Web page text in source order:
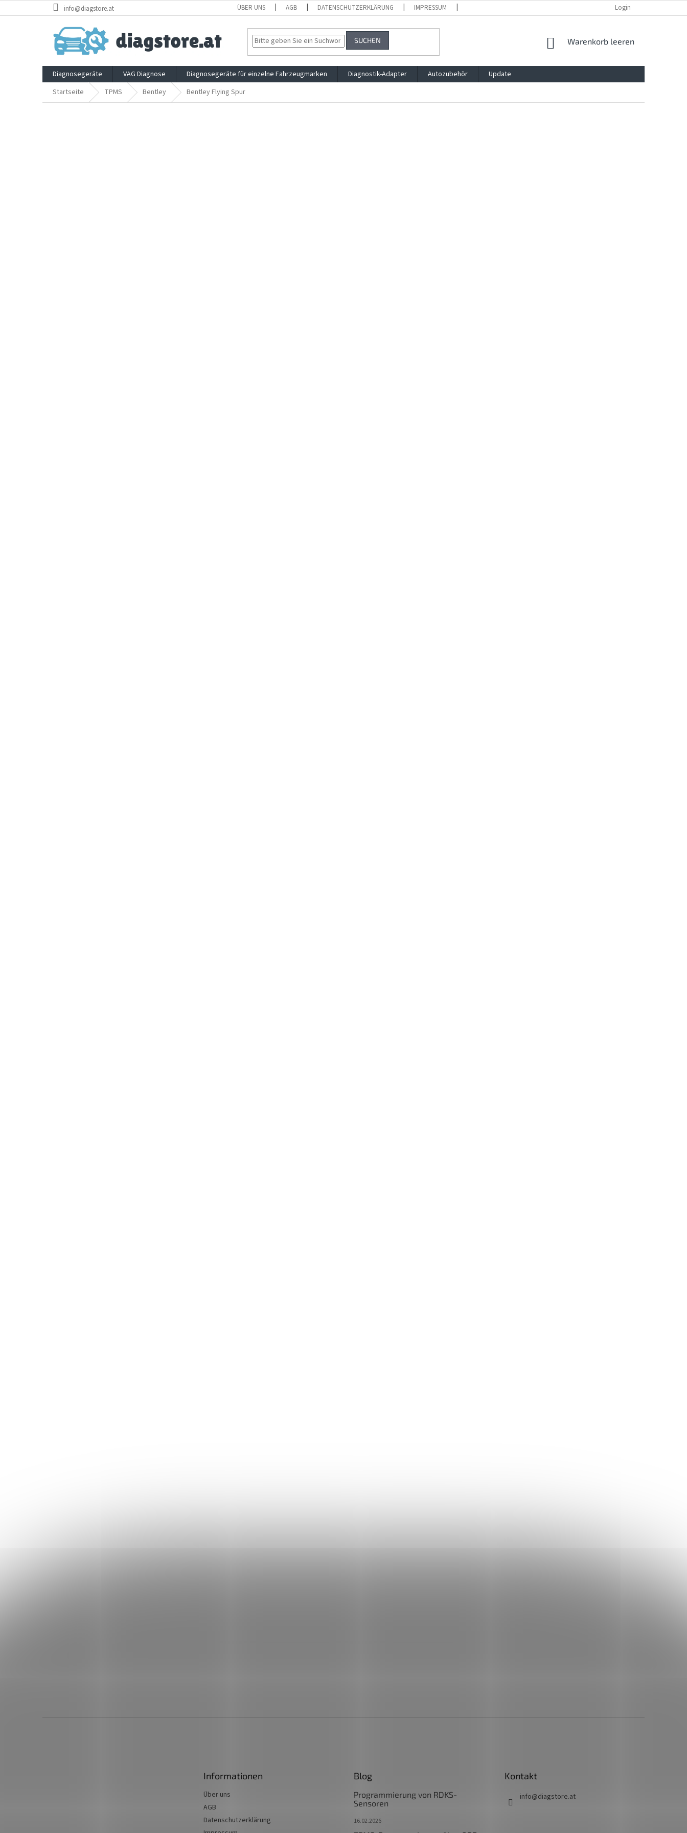
Inhalt
info@diagstore.at ÜBER UNS AGB DATENSCHUTZERKLÄRUNG IMPRESSUM Login
SUCHEN WARENKORB
Warenkorb leeren
Diagnosegeräte VAG Diagnose Diagnosegeräte für einzelne Fahrzeugmarken Diagnostik-Adapter Autozubehör
Update
Startseite
TPMS Bentley Bentley Flying Spur
Informationen
Über uns
AGB
Datenschutzerklärung
Blog
Programmierung von RDKS-
Sensoren
16.02.2026
Kontakt
info@diagstore.at